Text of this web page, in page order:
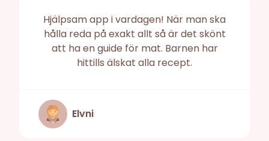
Hjälpsam app i vardagen! När man ska
hålla reda på exakt allt så är det skönt
att ha en guide för mat. Barnen har
hittills älskat alla recept.
Elvni